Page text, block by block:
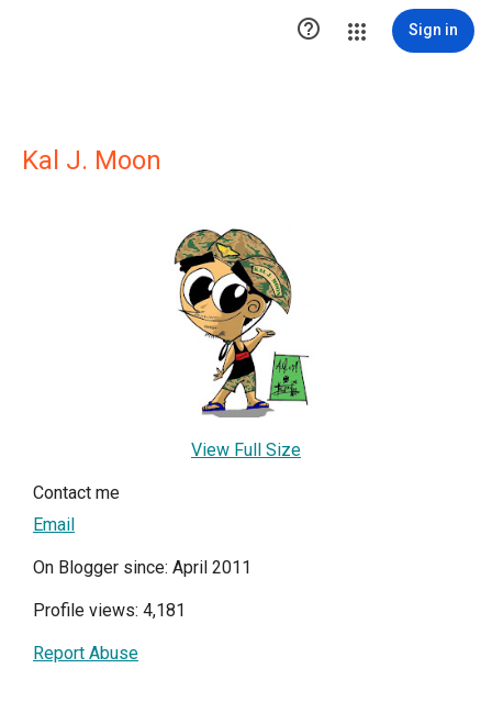
 Sign in
Kal J. Moon
View Full Size
Contact me
Email
On Blogger since: April 2011
Profile views: 4,181
Report Abuse